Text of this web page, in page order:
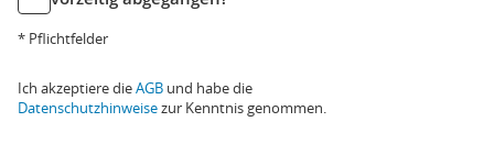
* Pflichtfelder
Ich akzeptiere dieAGB und habe die
Datenschutzhinweisezur Kenntnis genommen.